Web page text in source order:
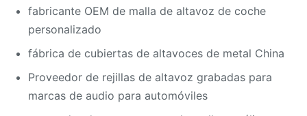
fabricante OEM de malla de altavoz de coche
personalizado
fábrica de cubiertas de altavoces de metal China
Proveedor de rejillas de altavoz grabadas para
marcas de audio para automóviles